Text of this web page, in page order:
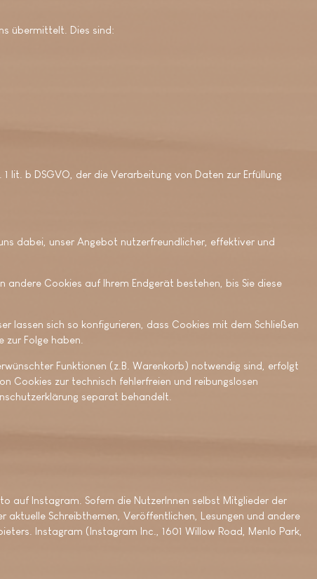
übermittelt. Dies sind:
b DSGVO, der die Verarbeitung von Daten zur Erfüllung
dabei, unser Angebot nutzerfreundlicher, effektiver und
andere Cookies auf Ihrem Endgerät bestehen, bis Sie diese
lassen sich so konfigurieren, dass Cookies mit dem Schließen
Folge haben.
Funktionen (z.B. Warenkorb) notwendig sind, erfolgt
Cookies zur technisch fehlerfreien und reibungslosen
separat behandelt.
auf Instagram. Sofern die NutzerInnen selbst Mitglieder der
Schreibthemen, Veröffentlichen, Lesungen und andere
Instagram (Instagram Inc., 1601 Willow Road, Menlo Park,